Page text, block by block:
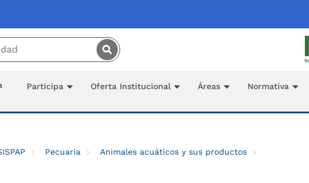
Participa Oferta Institucional Áreas Normativa
Pecuaria
Animales acuáticos y sus productos